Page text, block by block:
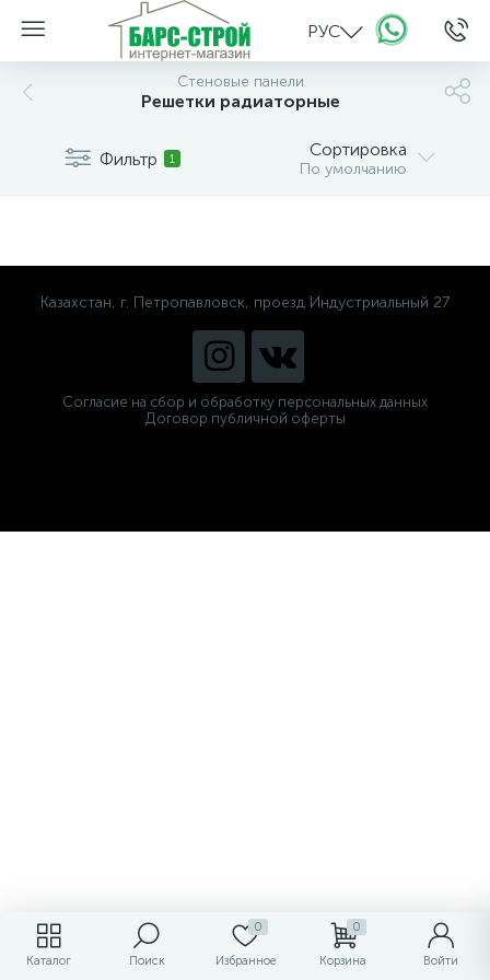
РУС
Каталог Поиск
0
Избранное
0
Корзина Войти
Стеновые панели
Решетки радиаторные
Фильтр 1 Сортировка
По умолчанию
Казахстан, г. Петропавловск, проезд Индустриальный 27
Согласие на сбор и обработку персональных данных
Договор публичной оферты